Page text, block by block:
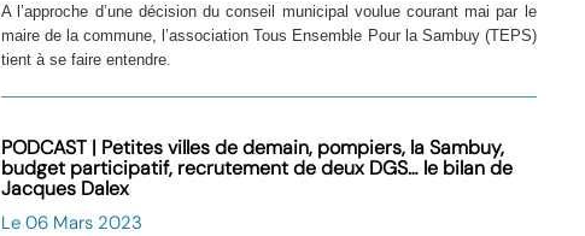
A l’approche d’une décision du conseil municipal voulue courant mai par le
maire de la commune, l’association Tous Ensemble Pour la Sambuy (TEPS)
tient à se faire entendre.
PODCAST | Petites villes de demain, pompiers, la Sambuy,
budget participatif, recrutement de deux DGS… le bilan de
Jacques Dalex
Le 06 Mars 2023